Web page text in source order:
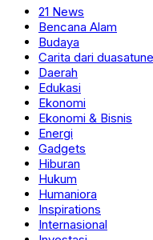
21 News
Bencana Alam
Budaya
Carita dari
Daerah
Edukasi
Ekonomi
Ekonomi & Bisnis
Energi
Gadgets
Hiburan
Hukum
Humaniora
Inspirations
Internasional